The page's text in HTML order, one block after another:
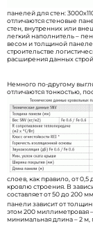
панелей для стен:
отличаются стеновые
стен, внутренних или
легкий наполнитель –
весом и толщиной
строительстве
расширения данных
Немного по-другому
отличаются тонкостью,
слоев, как правило, от
кровлю строения. В
составляет от 50 до 200
панели зависит от
этом 200 миллиметровая
минимальная длина – 2 м,